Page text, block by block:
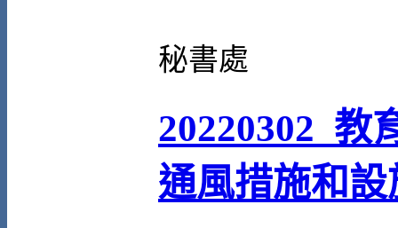
秘書處
20220302_教
通風措施和設